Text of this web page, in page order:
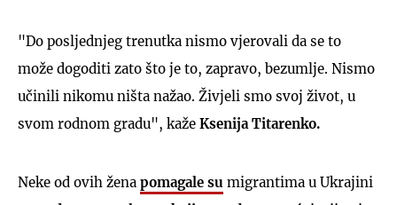
"Do posljednjeg trenutka nismo vjerovali da se to
može dogoditi zato što je to, zapravo, bezumlje. Nismo
učinili nikomu ništa nažao. Živjeli smo svoj život, u
svom rodnom gradu", kaže Ksenija Titarenko.
Neke od ovih žena pomagale su migrantima u Ukrajini